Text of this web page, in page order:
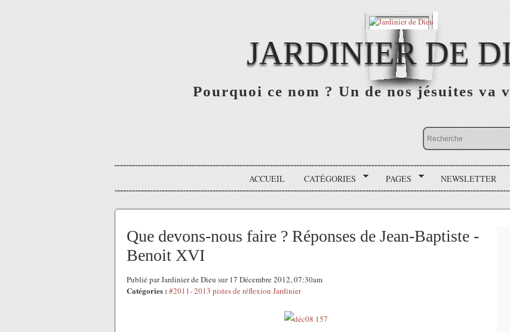
JARDINIER DE
Pourquoi ce nom ? Un de nos jésuites va
ACCUEIL CATÉGORIES PAGES NEWSLETTER
Que devons-nous faire ? Réponses de Jean-Baptiste -
Benoit XVI
Publié par Jardinier de Dieu sur 17 Décembre 2012, 07:30am
Catégories : #2011- 2013 pistes de réflexion Jardinier